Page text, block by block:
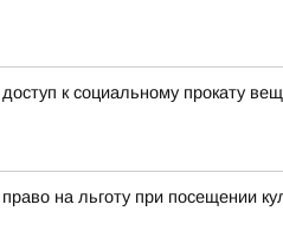
к социальному прокату
на льготу при посещении